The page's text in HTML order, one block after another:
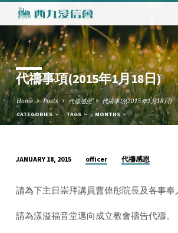
代禱事項(2015年1月18日)
Home Posts 代禱感恩 代禱事項(2015年1月18日)
CATEGORIES TAGS MONTHS
禱
事
項
JANUARY 18, 2015 officer 代禱感恩
請為下主日崇拜講員曹偉彤院長及各事奉
請為漾溢福音堂邁向成立教會禱告代禱。